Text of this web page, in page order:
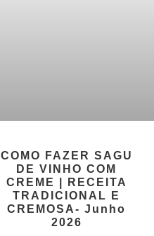
COMO FAZER SAGU
DE VINHO COM
CREME | RECEITA
TRADICIONAL E
CREMOSA- Junho
2026